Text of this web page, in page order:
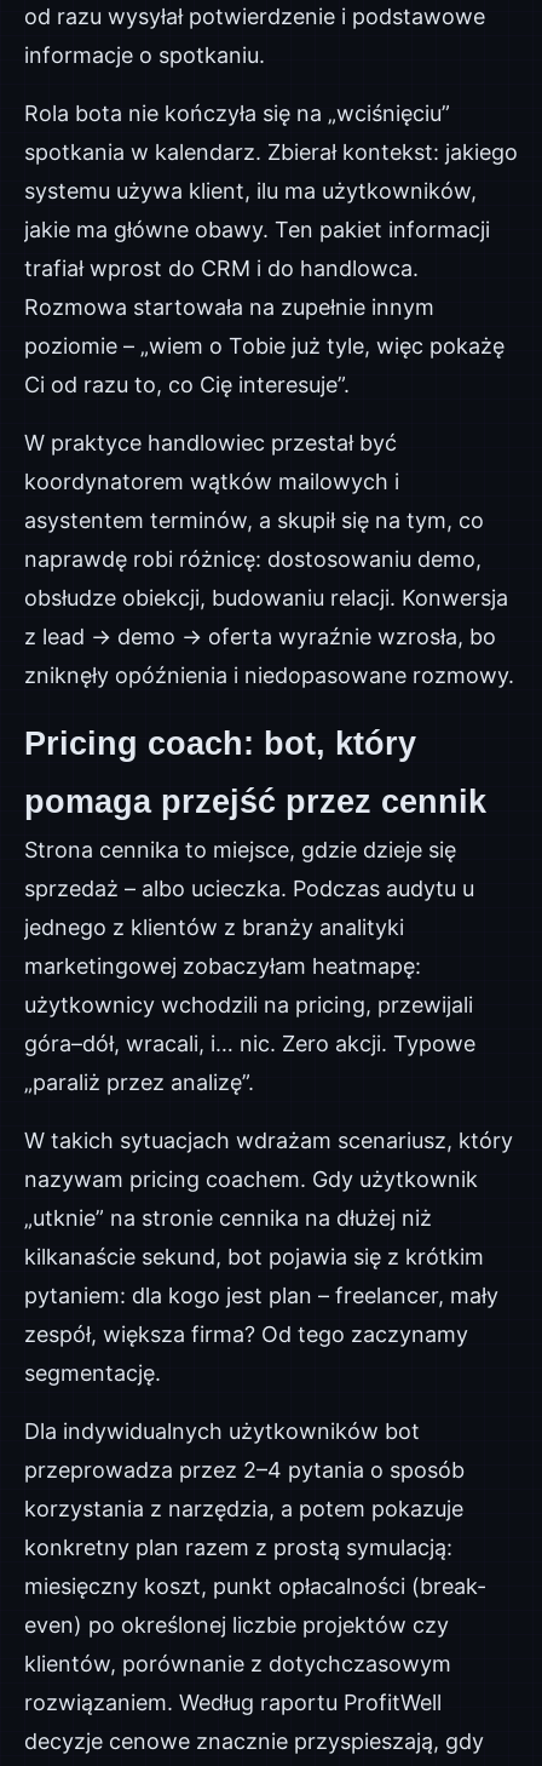
od razu wysyłał potwierdzenie i podstawowe
informacje o spotkaniu.
Rola bota nie kończyła się na „wciśnięciu”
spotkania w kalendarz. Zbierał kontekst: jakiego
systemu używa klient, ilu ma użytkowników,
jakie ma główne obawy. Ten pakiet informacji
trafiał wprost do CRM i do handlowca.
Rozmowa startowała na zupełnie innym
poziomie – „wiem o Tobie już tyle, więc pokażę
Ci od razu to, co Cię interesuje”.
W praktyce handlowiec przestał być
koordynatorem wątków mailowych i
asystentem terminów, a skupił się na tym, co
naprawdę robi różnicę: dostosowaniu demo,
obsłudze obiekcji, budowaniu relacji. Konwersja
z lead → demo → oferta wyraźnie wzrosła, bo
zniknęły opóźnienia i niedopasowane rozmowy.
Pricing coach: bot, który
pomaga przejść przez cennik
Strona cennika to miejsce, gdzie dzieje się
sprzedaż – albo ucieczka. Podczas audytu u
jednego z klientów z branży analityki
marketingowej zobaczyłam heatmapę:
użytkownicy wchodzili na pricing, przewijali
góra–dół, wracali, i… nic. Zero akcji. Typowe
„paraliż przez analizę”.
W takich sytuacjach wdrażam scenariusz, który
nazywam pricing coachem. Gdy użytkownik
„utknie” na stronie cennika na dłużej niż
kilkanaście sekund, bot pojawia się z krótkim
pytaniem: dla kogo jest plan – freelancer, mały
zespół, większa firma? Od tego zaczynamy
segmentację.
Dla indywidualnych użytkowników bot
przeprowadza przez 2–4 pytania o sposób
korzystania z narzędzia, a potem pokazuje
konkretny plan razem z prostą symulacją:
miesięczny koszt, punkt opłacalności (break-
even) po określonej liczbie projektów czy
klientów, porównanie z dotychczasowym
rozwiązaniem. Według raportu ProfitWell
decyzje cenowe znacznie przyspieszają, gdy